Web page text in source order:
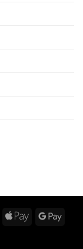
BancontactApple